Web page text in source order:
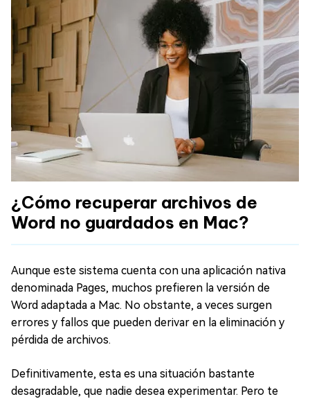
¿Cómo recuperar archivos de
Word no guardados en Mac?
Aunque este sistema cuenta con una aplicación nativa
denominada Pages, muchos prefieren la versión de
Word adaptada a Mac. No obstante, a veces surgen
errores y fallos que pueden derivar en la eliminación y
pérdida de archivos.
Definitivamente, esta es una situación bastante
desagradable, que nadie desea experimentar. Pero te